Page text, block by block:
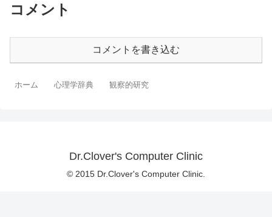
コメント
コメントを書き込む
ホーム 心理学辞典 観察的研究
Dr.Clover's Computer Clinic
© 2015 Dr.Clover's Computer Clinic.